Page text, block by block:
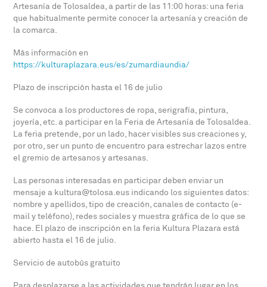
Artesanía de Tolosaldea, a partir de las 11:00 horas: una feria
que habitualmente permite conocer la artesanía y creación de
la comarca.
Más información en
https://kulturaplazara.eus/es/zumardiaundia/
Plazo de inscripción hasta el 16 de julio
Se convoca a los productores de ropa, serigrafía, pintura,
joyería, etc. a participar en la Feria de Artesanía de Tolosaldea.
La feria pretende, por un lado, hacer visibles sus creaciones y,
por otro, ser un punto de encuentro para estrechar lazos entre
el gremio de artesanos y artesanas.
Las personas interesadas en participar deben enviar un
mensaje a kultura@tolosa.eus indicando los siguientes datos:
nombre y apellidos, tipo de creación, canales de contacto (e-
mail y teléfono), redes sociales y muestra gráfica de lo que se
hace. El plazo de inscripción en la feria Kultura Plazara está
abierto hasta el 16 de julio.
Servicio de autobús gratuito